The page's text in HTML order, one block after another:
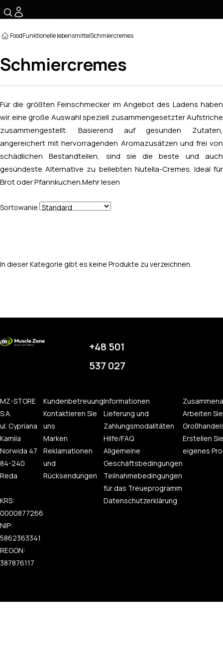
FoodFunktionelle lebensmittelSchmiercremes
Schmiercremes
Für die größten Feinschmecker im Angebot des Ladens haben
wir eine große Auswahl speziell zusammengesetzter Aufstriche
zusammengestellt. Basierend auf gesunden Zutaten,
angereichert mit hervorragenden Aromazusätzen und frei von
schädlichen Bestandteilen, sind sie die beste und auch
gesündeste Alternative zu beliebten Nutella-Cremes. Ideal für
Brot oder Pfannkuchen. Mehr lesen
Sortowanie
In dieser Kategorie gibt es keine Produkte zu verzeichnen.
+48 501
537 027
MZ-STORE
S.A.
ul. Cypriana
Kamila
Norwida 47
84-240
Reda
KRS:
0000877266
NIP:
5862363341
REGON:
387876117
Kundenbetreuung
Kontaktieren Sie
uns
Marken
Reklamationen
und
Rücksendungen
Informationen
Lieferung und
Zahlungsmodalitäten
Hilfe/FAQ
Allgemeine
Geschäftsbedingungen
Teilnahmebedingungen
für das Treueprogramm
Datenschutzerklärung
Arbeiten
Erstellen
eigenes